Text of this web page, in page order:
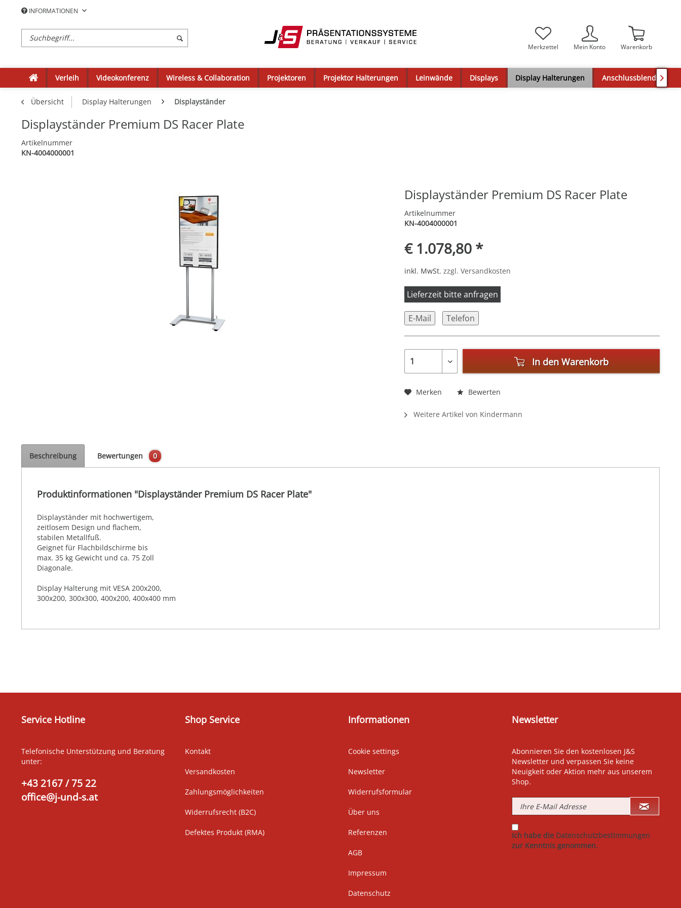
INFORMATIONEN
Merkzettel Mein Konto Warenkorb
Verleih Videokonferenz Wireless & Collaboration Projektoren Projektor Halterungen Leinwände Displays Display Halterungen Anschlussblenden

Übersicht Display Halterungen Displayständer
Displayständer Premium DS Racer Plate
Artikelnummer
KN-4004000001
Displayständer Premium DS Racer Plate
Artikelnummer
KN-4004000001
€ 1.078,80 *
inkl. MwSt. zzgl. Versandkosten
Lieferzeit bitte anfragen
E-Mail Telefon
In den Warenkorb
Merken Bewerten
Weitere Artikel von Kindermann
Beschreibung Bewertungen 0
Produktinformationen "Displayständer Premium DS Racer Plate"
Displayständer mit hochwertigem,
zeitlosem Design und flachem,
stabilen Metallfuß.
Geignet für Flachbildschirme bis
max. 35 kg Gewicht und ca. 75 Zoll
Diagonale.
Display Halterung mit VESA 200x200,
300x200, 300x300, 400x200, 400x400 mm
Service Hotline
Telefonische Unterstützung und Beratung
unter:
+43 2167 / 75 22
office@j-und-s.at
Shop Service
Kontakt
Versandkosten
Zahlungsmöglichkeiten
Widerrufsrecht (B2C)
Defektes Produkt (RMA)
Informationen
Cookie settings
Newsletter
Widerrufsformular
Über uns
Referenzen
AGB
Impressum
Datenschutz
Newsletter
Abonnieren Sie den kostenlosen J&S
Newsletter und verpassen Sie keine
Neuigkeit oder Aktion mehr aus unserem
Shop.
Ich habe die Datenschutzbestimmungen
zur Kenntnis genommen.